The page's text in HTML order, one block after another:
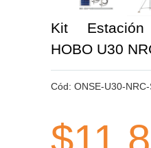
Kit Estación
HOBO U30
Cód: ONSE-U30-